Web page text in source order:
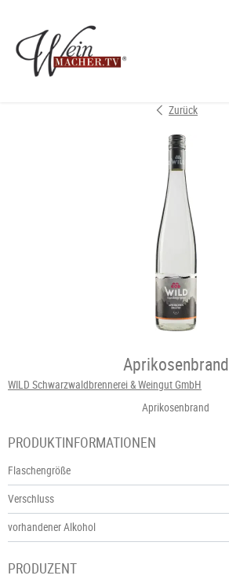
VINOTHEK
LEISTUNGEN
IMPRESSUM
Zurück
Aprikosenbrand
WILD Schwarzwaldbrennerei & Weingut GmbH
Aprikosenbrand
PRODUKTINFORMATIONEN
Flaschengröße
Verschluss
vorhandener Alkohol
PRODUZENT